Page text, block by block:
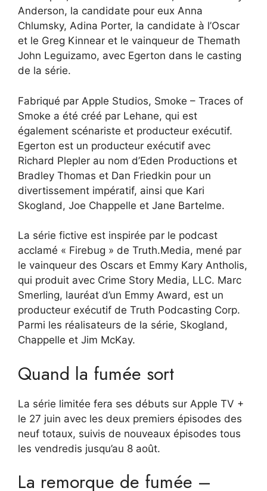
Anderson, la candidate pour eux Anna
Chlumsky, Adina Porter, la candidate à l’Oscar
et le Greg Kinnear et le vainqueur de Themath
John Leguizamo, avec Egerton dans le casting
de la série.
Fabriqué par Apple Studios, Smoke – Traces of
Smoke a été créé par Lehane, qui est
également scénariste et producteur exécutif.
Egerton est un producteur exécutif avec
Richard Plepler au nom d’Eden Productions et
Bradley Thomas et Dan Friedkin pour un
divertissement impératif, ainsi que Kari
Skogland, Joe Chappelle et Jane Bartelme.
La série fictive est inspirée par le podcast
acclamé « Firebug » de Truth.Media, mené par
le vainqueur des Oscars et Emmy Kary Antholis,
qui produit avec Crime Story Media, LLC. Marc
Smerling, lauréat d’un Emmy Award, est un
producteur exécutif de Truth Podcasting Corp.
Parmi les réalisateurs de la série, Skogland,
Chappelle et Jim McKay.
Quand la fumée sort
La série limitée fera ses débuts sur Apple TV +
le 27 juin avec les deux premiers épisodes des
neuf totaux, suivis de nouveaux épisodes tous
les vendredis jusqu’au 8 août.
La remorque de fumée –